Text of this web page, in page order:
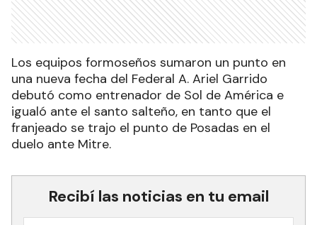
Los equipos formoseños sumaron un punto en
una nueva fecha del Federal A. Ariel Garrido
debutó como entrenador de Sol de América e
igualó ante el santo salteño, en tanto que el
franjeado se trajo el punto de Posadas en el
duelo ante Mitre.
Recibí las noticias en tu email